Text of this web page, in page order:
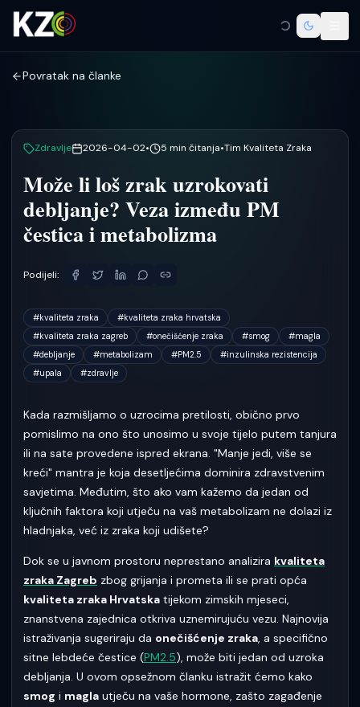
Povratak na članke
Zdravlje 2026-04-02• 5 min čitanja•Tim Kvaliteta Zraka
Može li loš zrak uzrokovati
debljanje? Veza između PM
čestica i metabolizma
Podijeli:
#kvaliteta zraka #kvaliteta zraka hrvatska
#kvaliteta zraka zagreb #onečišćenje zraka #smog #magla
#debljanje #metabolizam #PM2.5 #inzulinska rezistencija
#upala #zdravlje
Kada razmišljamo o uzrocima pretilosti, obično prvo
pomislimo na ono što unosimo u svoje tijelo putem tanjura
ili na sate provedene ispred ekrana. "Manje jedi, više se
kreći" mantra je koja desetljećima dominira zdravstvenim
savjetima. Međutim, što ako vam kažemo da jedan od
ključnih faktora koji utječu na vaš metabolizam ne dolazi iz
hladnjaka, već iz zraka koji udišete?
Dok se u javnom prostoru neprestano analizira kvaliteta
zraka Zagreb zbog grijanja i prometa ili se prati opća
kvaliteta zraka Hrvatska tijekom zimskih mjeseci,
znanstvena zajednica otkriva uznemirujuću vezu. Najnovija
istraživanja sugeriraju da onečišćenje zraka, a specifično
sitne lebdeće čestice (PM2.5), može biti jedan od uzroka
debljanja. U ovom opsežnom članku istražit ćemo kako
smog i magla utječu na vaše hormone, zašto zagađenje